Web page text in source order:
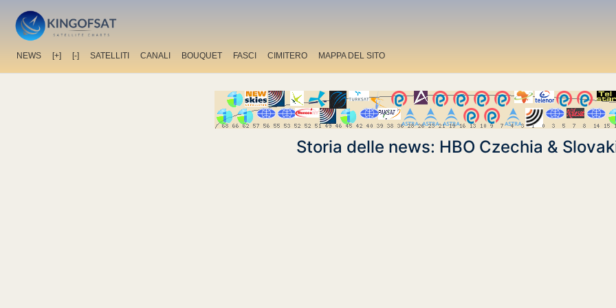
NEWS [+] [-] SATELLITI CANALI BOUQUET FASCI CIMITERO MAPPA DEL SITO
Storia delle news: HBO Czechia &